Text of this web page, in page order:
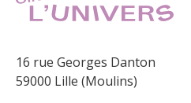
16 rue Georges Danton
59000 Lille (Moulins)